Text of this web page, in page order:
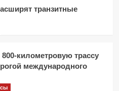
транзитные
километровую трассу
международного